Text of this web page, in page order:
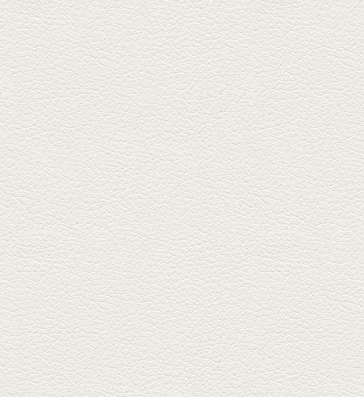
2025年8月15日放送
お刺身盛り合わせ＆干物
盛りの七輪焼き
酒場通りの「食楽みかげ」は、
オーナーこだわりの魚料理が味
わえ...
2025年7月25日放送
朝ごはんプレート＆かん
ぱちのカマ(塩焼き)
並木坂では珍しい朝ごはんの店
「コルハコ」で昼飲みの刻。
「銀し...
2025年7月4日放送
生姜香る鮭とイクラの土
鍋ご飯 など
銀杏中通りにこの春オープンし
た「創作ダイニング真」へ。暑
い夏...
2025年6月13日放送
ﾊﾓの季節野菜あんかけ＆
どんぐりﾎﾟｰｸ西京焼き
西銀座通り、若き和の料理人の
名店「旬味こさか」で夏の味を